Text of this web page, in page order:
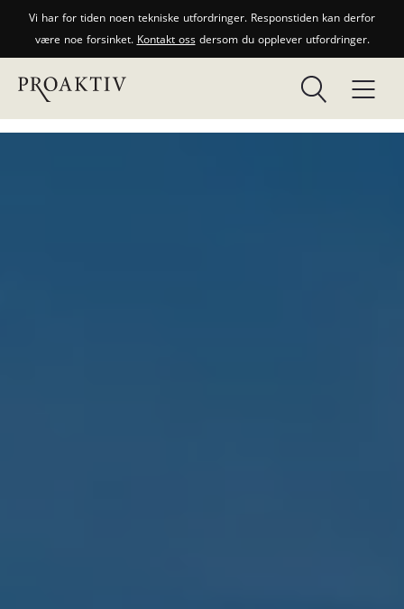
Vi har for tiden noen tekniske utfordringer. Responstiden kan derfor
være noe forsinket. Kontakt ossdersom du opplever utfordringer.